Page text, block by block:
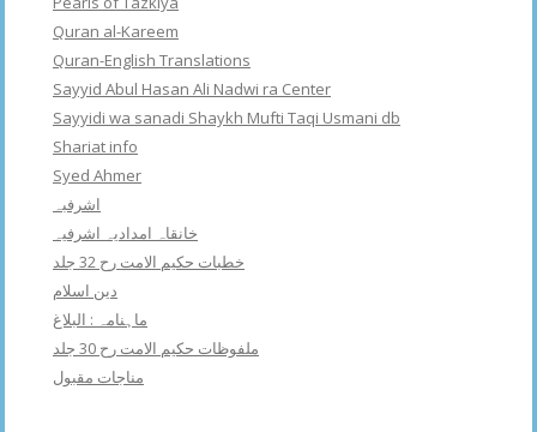
Quran al-Kareem
Quran-English Translations
Sayyid Abul Hasan Ali Nadwi ra Center
Sayyidi wa sanadi Shaykh Mufti Taqi Usmani db
Shariat info
Syed Ahmer
اشرفبہ
خانقاہ امدادیہ اشرفیہ
خطبات حکیم الامت رح 32 جلد
دین اسلام
ماہنامہ : البلاغ
ملفوظات حکیم الامت رح 30 جلد
مناجات مقبول